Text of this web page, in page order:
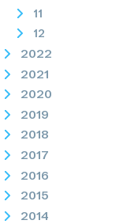
11
12
2022
2021
2020
2019
2018
2017
2016
2015
2014